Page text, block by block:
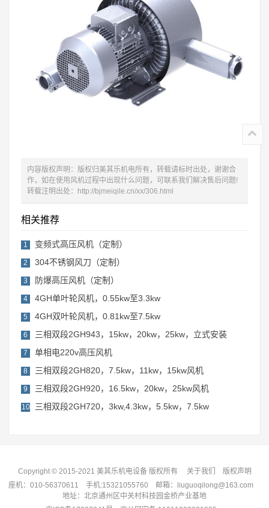
内容版权声明：版权归美其乐机电所有，转载请标时出处，谢谢合
作，如在使用风机过程中出现什么问题，可联系我们解决售后问题!
转载注明出处：http://bjmeiqile.cn/xx/306.html
相关推荐
1 变频式高压风机（定制）
2 304不锈钢风刀（定制）
3 防爆高压风机（定制）
4 4GH单叶轮风机，0.55kw至3.3kw
5 4GH双叶轮风机，0.81kw至7.5kw
6 三相双段2GH943，15kw，20kw，25kw，立式安装
7 单相电220v高压风机
8 三相双段2GH820，7.5kw，11kw，15kw风机
9 三相双段2GH920，16.5kw，20kw，25kw风机
10 三相双段2GH720，3kw,4.3kw，5.5kw，7.5kw
Copyright © 2015-2021 美其乐机电设备 版权所有 关于我们
版权声明
座机： 010-56370611 手机:15321055760 邮箱：liuguoqilong@163.com
地址：北京通州区中关村科技园金桥产业基地